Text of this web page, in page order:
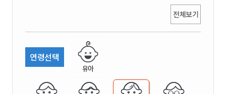
전체보기
연령선택
유아